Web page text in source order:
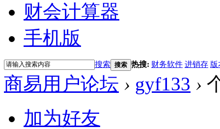
财会计算器
手机版
搜索 搜索 热搜: 财务软件 进销存 版
商易用户论坛 › gyf133 ›
加为好友